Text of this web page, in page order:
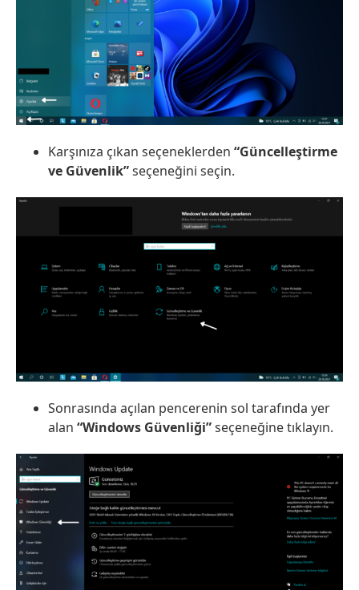
Karşınıza çıkan seçeneklerden “Güncelleştirme
ve Güvenlik”seçeneğini seçin.
Sonrasında açılan pencerenin sol tarafında yer
alan “Windows Güvenliği”seçeneğine tıklayın.